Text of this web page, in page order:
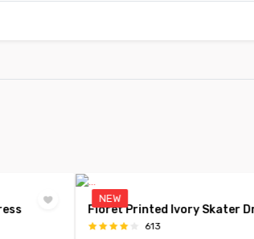
NEW
Floret Printed Ivory Skater
613